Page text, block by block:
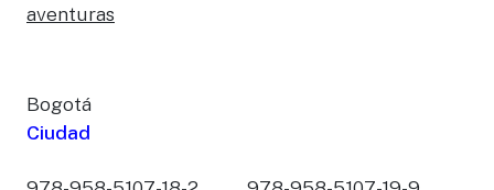
aventuras
Bogotá
Ciudad